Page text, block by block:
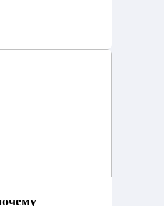
кухни